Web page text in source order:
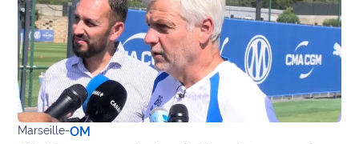
Mention
légales
Conditions
générales
d'utilisation du
site maritima.fr
Marseille-OM